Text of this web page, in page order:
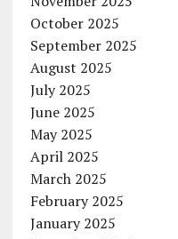
October 2025
September 2025
August 2025
July 2025
June 2025
May 2025
April 2025
March 2025
February 2025
January 2025